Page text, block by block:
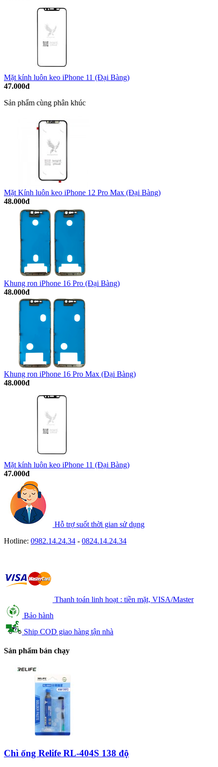
Mặt kính luôn keo iPhone 11 (Đại Bàng)
47.000đ
Sản phẩm cùng phân khúc
Mặt Kính luôn keo iPhone 12 Pro Max (Đại Bàng)
48.000đ
Khung ron iPhone 16 Pro (Đại Bàng)
48.000đ
Khung ron iPhone 16 Pro Max (Đại Bàng)
48.000đ
Mặt kính luôn keo iPhone 11 (Đại Bàng)
47.000đ
Hỗ trợ suốt thời gian sử dụng
Hotline: 0982.14.24.34 - 0824.14.24.34
Thanh toán linh hoạt : tiền mặt, VISA/Master
Bảo hành
Ship COD giao hàng tận nhà
Sản phẩm bán chạy
Chì ống Relife RL-404S 138 độ